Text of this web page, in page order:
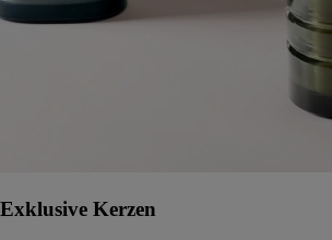
Exklusive Kerzen